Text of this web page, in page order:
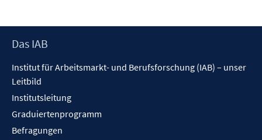
Footer
Das IAB
Institut für Arbeitsmarkt- und Berufsforschung (IAB) – unser
Leitbild
Institutsleitung
Graduiertenprogramm
Befragungen